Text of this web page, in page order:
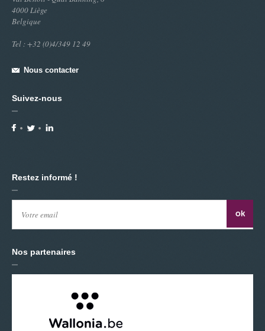
4000 Liège
Belgique
Tel : +32 (0)4/349 12 49
Nous contacter
Suivez-nous
Restez informé !
Nos partenaires